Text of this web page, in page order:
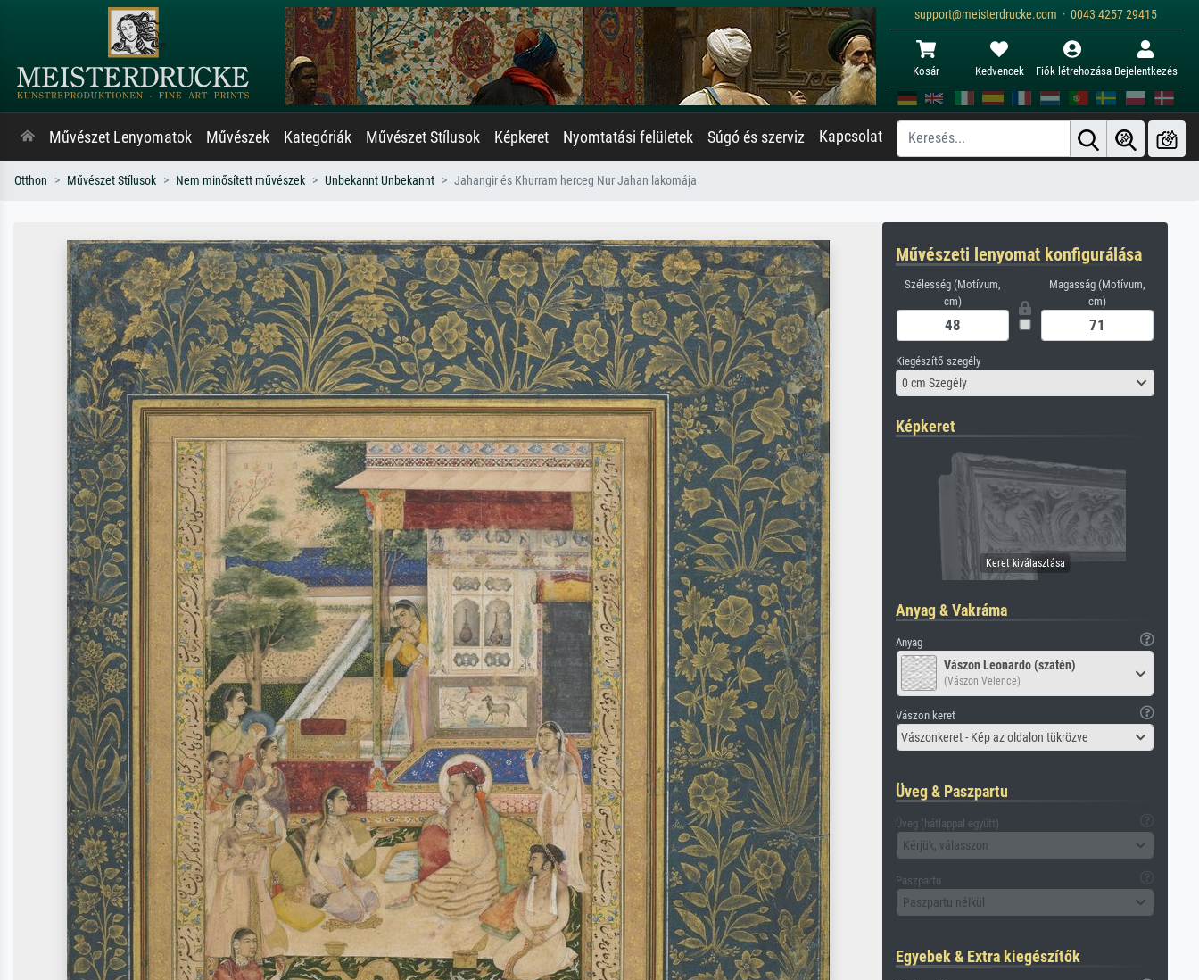
support@meisterdrucke.com · 0043 4257 29415
Kosár Kedvencek Fiók létrehozása Bejelentkezés
Művészet Lenyomatok Művészek Kategóriák Művészet Stílusok Képkeret Nyomtatási felületek Súgó és szerviz Kapcsolat
Otthon Művészet Stílusok Nem minősített művészek Unbekannt Unbekannt Jahangir és Khurram herceg Nur Jahan lakomája
Művészeti lenyomat konfigurálása
Szélesség (Motívum,
cm)
Magasság (Motívum,
cm)
Kiegészítő szegély
0 cm Szegély
Képkeret
Anyag & Vakráma
Anyag
Vászon Leonardo (szatén)
(Vászon Velence)
Vászon keret
Vászonkeret - Kép az oldalon tükrözve
Üveg & Paszpartu
Üveg (hátlappal együtt)
Kérjük, válasszon
Paszpartu
Paszpartu nélkül
Egyebek & Extra kiegészítők